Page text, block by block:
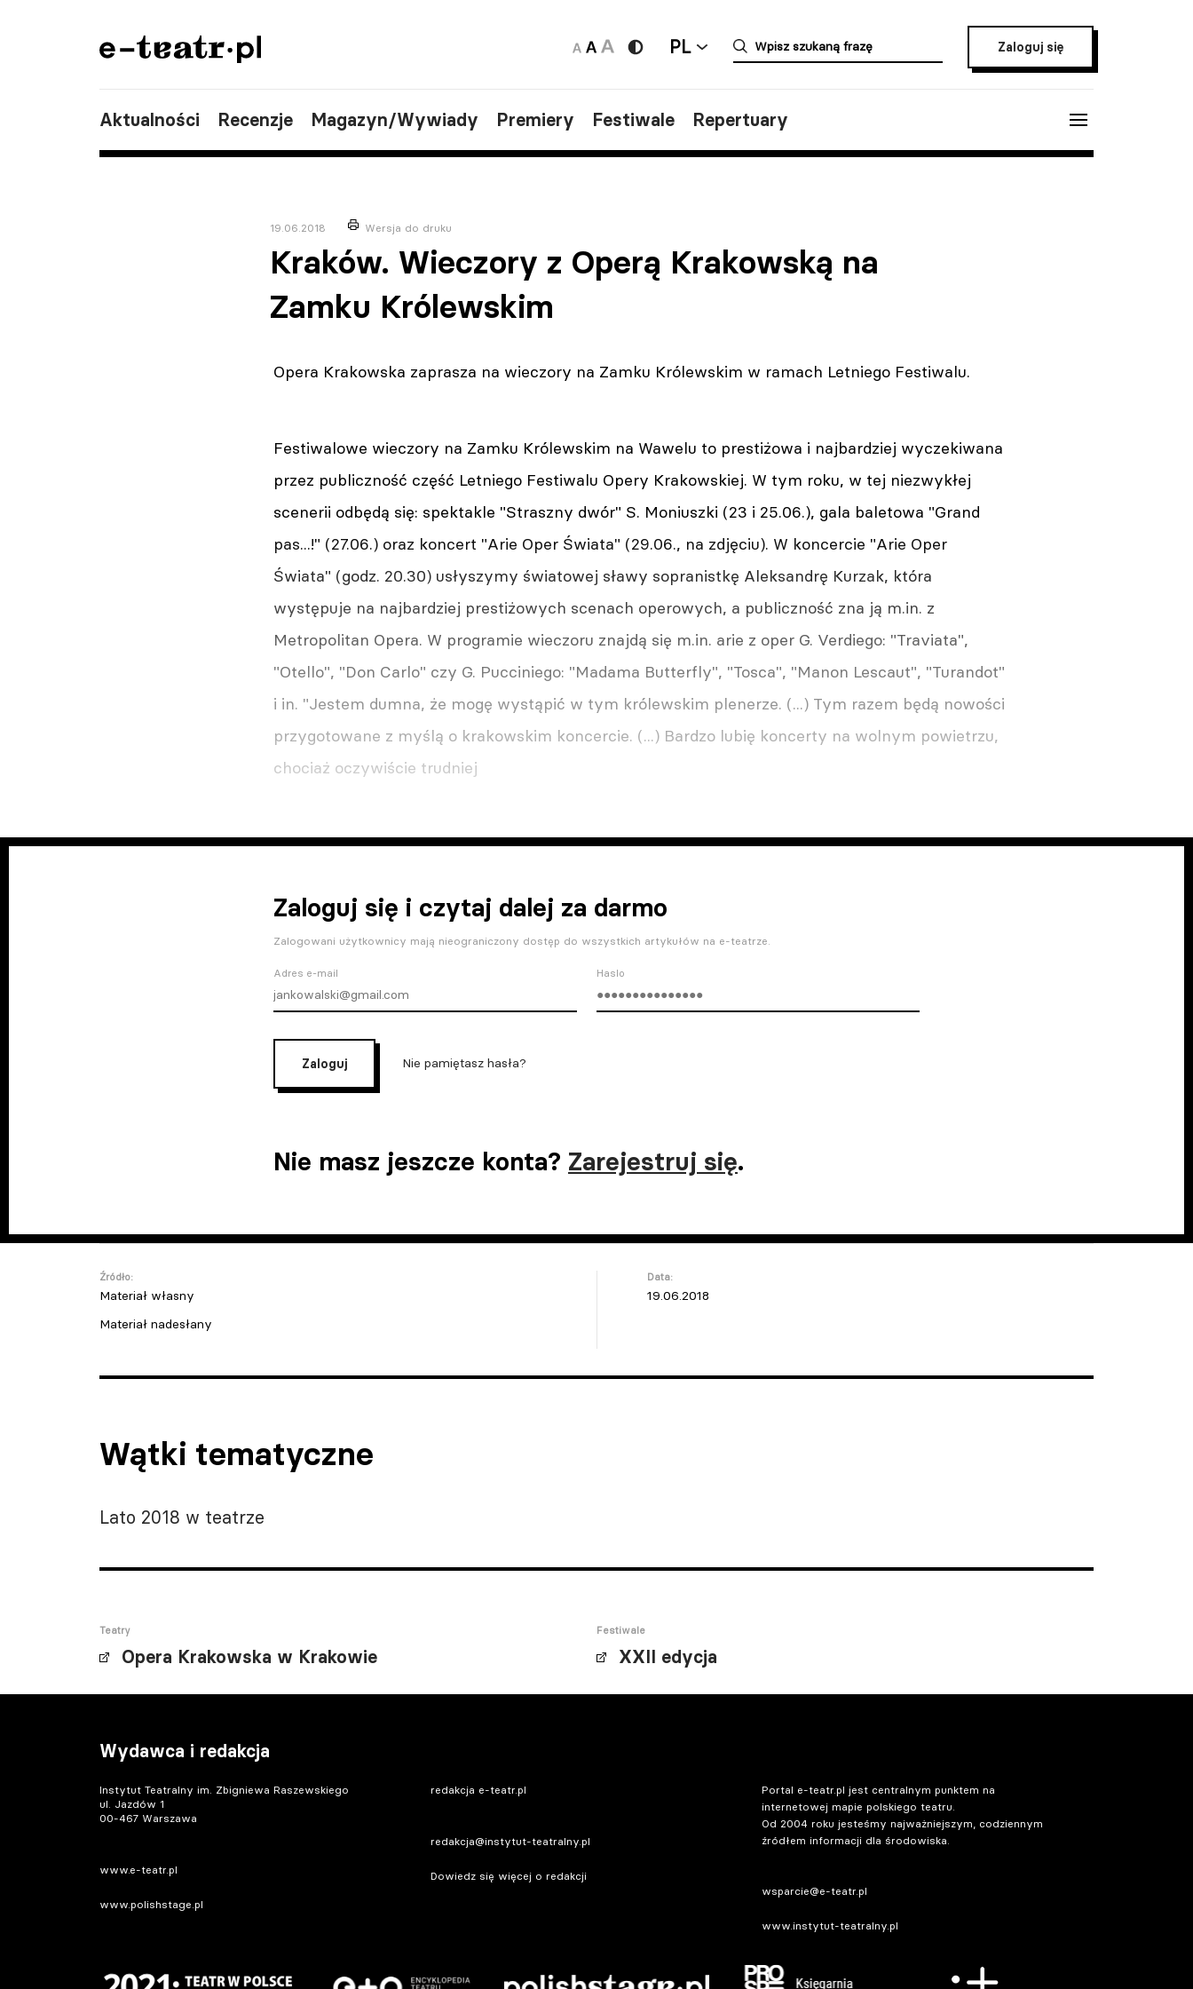
PL Zaloguj się
Aktualności Recenzje Magazyn/Wywiady Premiery Festiwale Repertuary
19.06.2018 Wersja do druku
Kraków. Wieczory z Operą Krakowską na
Zamku Królewskim
Opera Krakowska zaprasza na wieczory na Zamku Królewskim w ramach Letniego Festiwalu.
Festiwalowe wieczory na Zamku Królewskim na Wawelu to prestiżowa i najbardziej wyczekiwana
przez publiczność część Letniego Festiwalu Opery Krakowskiej. W tym roku, w tej niezwykłej
scenerii odbędą się: spektakle "Straszny dwór" S. Moniuszki (23 i 25.06.), gala baletowa "Grand
pas...!" (27.06.) oraz koncert "Arie Oper Świata" (29.06., na zdjęciu). W koncercie "Arie Oper
Świata" (godz. 20.30) usłyszymy światowej sławy sopranistkę Aleksandrę Kurzak, która
występuje na najbardziej prestiżowych scenach operowych, a publiczność zna ją m.in. z
Metropolitan Opera. W programie wieczoru znajdą się m.in. arie z oper G. Verdiego: "Traviata",
"Otello", "Don Carlo" czy G. Pucciniego: "Madama Butterfly", "Tosca", "Manon Lescaut", "Turandot"
i in. "Jestem dumna, że mogę wystąpić w tym królewskim plenerze. (...) Tym razem będą nowości
przygotowane z myślą o krakowskim koncercie. (...) Bardzo lubię koncerty na wolnym powietrzu,
chociaż oczywiście trudniej
Zaloguj się i czytaj dalej za darmo
Zalogowani użytkownicy mają nieograniczony dostęp do wszystkich artykułów na e-teatrze.
Adres e-mail Haslo
Zaloguj Nie pamiętasz hasła?
Nie masz jeszcze konta? Zarejestruj się.
Źródło:
Materiał własny
Materiał nadesłany
Data:
19.06.2018
Wątki tematyczne
Lato 2018 w teatrze
Teatry
Opera Krakowska w Krakowie
Festiwale
XXII edycja
Wydawca i redakcja
Instytut Teatralny im. Zbigniewa Raszewskiego
ul. Jazdów 1
00-467 Warszawa
www.e-teatr.pl
www.polishstage.pl
redakcja e-teatr.pl
redakcja@instytut-teatralny.pl
Dowiedz się więcej o redakcji
Portal e-teatr.pl jest centralnym punktem na
internetowej mapie polskiego teatru.
Od 2004 roku jesteśmy najważniejszym, codziennym
źródłem informacji dla środowiska.
wsparcie@e-teatr.pl
www.instytut-teatralny.pl